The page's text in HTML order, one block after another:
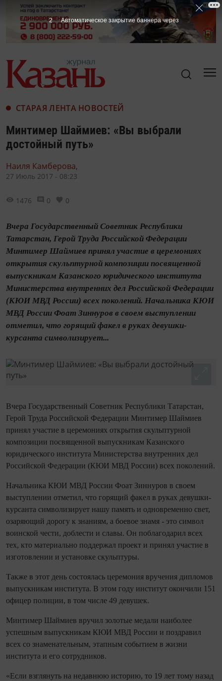
СТАРАЯ ЛЕНТА НОВОСТЕЙ
Минтимер Шаймиев: «Вы выбрали
достойный путь»
Наиля Камберова,
27 Июль 2017 - 08:23
1476 0 0
Вчера Государственный Советник Республики
Татарстан, Герой Труда Российской Федерации
Минтимер Шаймиев принял участие в церемониях
открытия скульптурной композиции посвященной
выпускникам Казанского юридического института
Министерства внутренних дел Российской Федерации
(КЮИ МВД России) всех поколений. Начальника КЮИ
МВД России Фоат Зиннуров в своем выступлении
отметил, что горящий факел в руках девушки-
курсанта символизирует...
Вчера Государственный Советник Республики Татарстан,
Герой Труда Российской Федерации Минтимер Шаймиев
принял участие в церемониях открытия скульптурной
композиции посвященной выпускникам Казанского
юридического института Министерства внутренних дел
Российской Федерации (КЮИ МВД России) всех поколений.
Начальника КЮИ МВД России Фоат Зиннуров в своем
выступлении отметил, что горящий факел в руках девушки-
курсанта символизирует нашу память и одновременно свет,
озаряющий дорогу к знаниям, а боевое знамя - это символ
воинской чести, доблести и славы. Он поблагодарил всех
тех, кто материально поддержал проект и принял участие в
изготовлении и установке скульптуры.
Также в этот день состоялась церемония вручения дипломов
выпускникам института. В этом году институт окончили 151
офицер полиции, в том числе 49 девушек.
Минтимер Шаймиев вручил золотые медали наиболее
успешным выпускникам КЮИ МВД России и поздравил
всех со знаменательным, этапным событием в жизни
института и его сотрудников.
«Если взглянуть на недавнюю историю, то 19 лет тому назад
1 Автоматическое закрытие баннера через